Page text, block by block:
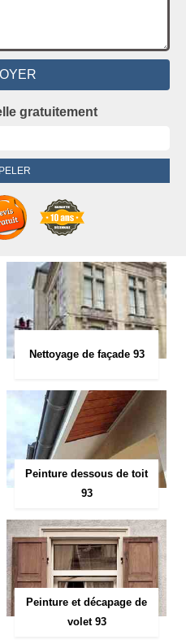
gratuitement
Nettoyage de façade 93
Peinture dessous de toit
93
Peinture et décapage de
volet 93